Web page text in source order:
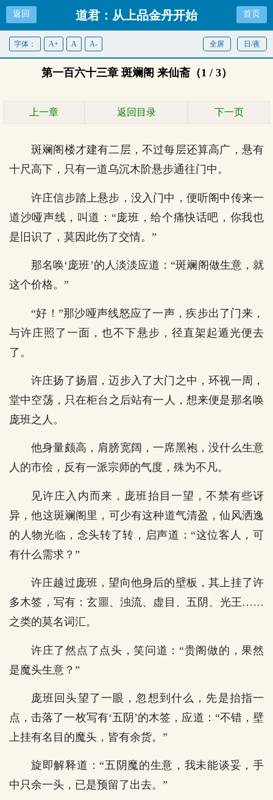
返回 道君：从上品金丹开始 首页
日/夜
全屏
字体： A+ A A-
第一百六十三章 斑斓阁 来仙斋（1 / 3）
上一章 返回目录 下一页
斑斓阁楼才建有二层，不过每层还算高广，悬有
十尺高下，只有一道乌沉木阶悬步通往门中。
许庄信步踏上悬步，没入门中，便听阁中传来一
道沙哑声线，叫道：“庞班，给个痛快话吧，你我也
是旧识了，莫因此伤了交情。”
那名唤‘庞班’的人淡淡应道：“斑斓阁做生意，就
这个价格。”
“好！”那沙哑声线怒应了一声，疾步出了门来，
与许庄照了一面，也不下悬步，径直架起遁光便去
了。
许庄扬了扬眉，迈步入了大门之中，环视一周，
堂中空荡，只在柜台之后站有一人，想来便是那名唤
庞班之人。
他身量颇高，肩膀宽阔，一席黑袍，没什么生意
人的市侩，反有一派宗师的气度，殊为不凡。
见许庄入内而来，庞班抬目一望，不禁有些讶
异，他这斑斓阁里，可少有这种道气清盈，仙风洒逸
的人物光临，念头转了转，启声道：“这位客人，可
有什么需求？”
许庄越过庞班，望向他身后的壁板，其上挂了许
多木签，写有：玄噩、浊流、虚目、五阴、光王……
之类的莫名词汇。
许庄了然点了点头，笑问道：“贵阁做的，果然
是魔头生意？”
庞班回头望了一眼，忽想到什么，先是抬指一
点，击落了一枚写有‘五阴’的木签，应道：“不错，壁
上挂有名目的魔头，皆有余货。”
旋即解释道：“五阴魔的生意，我未能谈妥，手
中只余一头，已是预留了出去。”